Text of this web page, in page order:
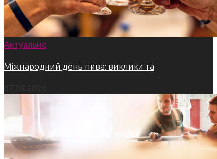
Актуально
Міжнародний день пива: виклики та